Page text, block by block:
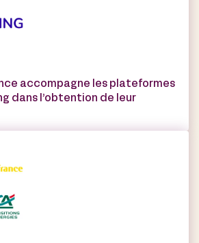
accompagne les plateformes
dans l’obtention de leur